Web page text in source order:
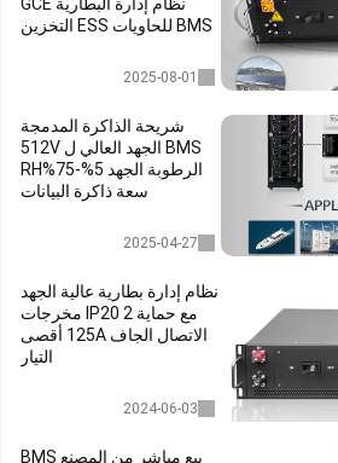
BMS للحاويات ESS التخزين
نظام إدارة المباني لتخزين الطاقة
2025-08-01
شريحة الذاكرة المدمجة
BMS الجهد العالي ل 512V
الرطوبة الجهد 5%-75%RH
سعة ذاكرة البيانات
2025-04-27
نظام إدارة بطارية عالية الجهد
مع حماية IP20 2 مخرجات
الاتصال الجاف 125A أقصى
التيار
نظام إدارة المباني لتخزين الطاقة
2024-06-03
بيع مباشر من المصنع BMS